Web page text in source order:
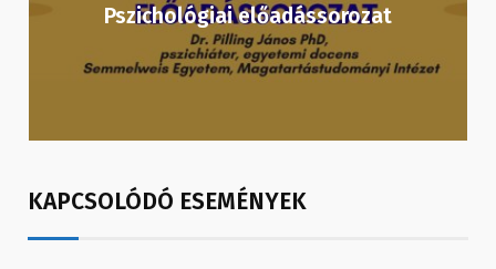
Pszichológiai előadássorozat
KAPCSOLÓDÓ ESEMÉNYEK